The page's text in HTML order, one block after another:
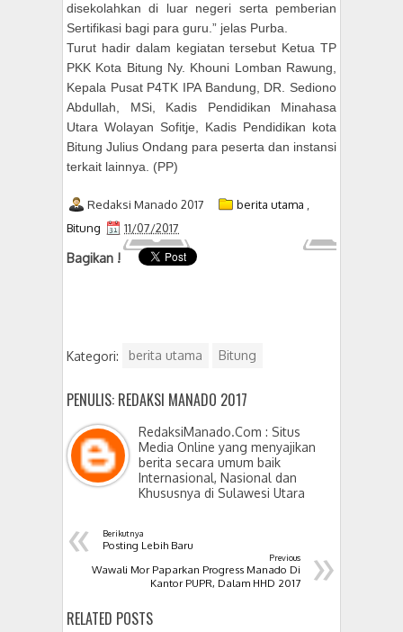
disekolahkan di luar negeri serta pemberian
Sertifikasi bagi para guru.” jelas Purba.
Turut hadir dalam kegiatan tersebut Ketua TP
PKK Kota Bitung Ny. Khouni Lomban Rawung,
Kepala Pusat P4TK IPA Bandung, DR. Sediono
Abdullah, MSi, Kadis Pendidikan Minahasa
Utara Wolayan Sofitje, Kadis Pendidikan kota
Bitung Julius Ondang para peserta dan instansi
terkait lainnya. (PP)
Redaksi Manado 2017 berita utama
Bitung
11/07/2017
Bagikan !
Kategori: berita utama Bitung
PENULIS: REDAKSI MANADO 2017
RedaksiManado.Com : Situs
Media Online yang menyajikan
berita secara umum baik
Internasional, Nasional dan
Khususnya di Sulawesi Utara
« Berikutnya
Posting Lebih Baru »
Previous
Wawali Mor Paparkan Progress Manado Di
Kantor PUPR, Dalam HHD 2017
RELATED POSTS